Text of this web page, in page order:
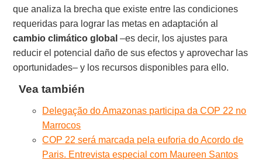
que analiza la brecha que existe entre las condiciones
requeridas para lograr las metas en adaptación al
cambio climático global –es decir, los ajustes para
reducir el potencial daño de sus efectos y aprovechar las
oportunidades– y los recursos disponibles para ello.
Vea también
Delegação do Amazonas participa da COP 22 no
Marrocos
COP 22 será marcada pela euforia do Acordo de
Paris. Entrevista especial com Maureen Santos